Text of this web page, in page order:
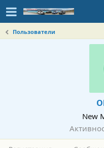
Пользователи
New